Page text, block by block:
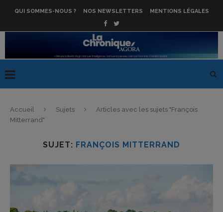
QUI SOMMES-NOUS ? NOS NEWSLETTERS MENTIONS LÉGALES
Accueil Sujets
Articles avec les sujets "François
Mitterrand"
SUJET: FRANÇOIS MITTERRAND